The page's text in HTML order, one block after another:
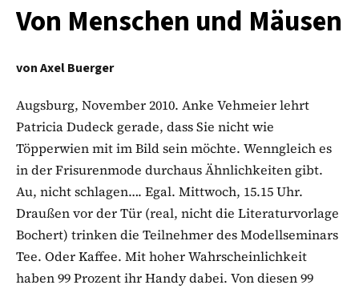
Von Menschen und Mäusen
vonAxel Buerger
Augsburg, November 2010. Anke Vehmeier lehrt
Patricia Dudeck gerade, dass Sie nicht wie
Töpperwien mit im Bild sein möchte. Wenngleich es
in der Frisurenmode durchaus Ähnlichkeiten gibt.
Au, nicht schlagen…. Egal. Mittwoch, 15.15 Uhr.
Draußen vor der Tür (real, nicht die Literaturvorlage
Bochert) trinken die Teilnehmer des Modellseminars
Tee. Oder Kaffee. Mit hoher Wahrscheinlichkeit
haben 99 Prozent ihr Handy dabei. Von diesen 99